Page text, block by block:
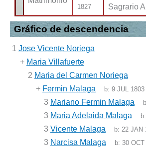
1827
Sagrario
Gráfico de descendencia
1 Jose Vicente Noriega
+ Maria Villafuerte
2 Maria del Carmen Noriega
+ Fermin Malaga b:9 JUL 1803
3 Mariano Fermin Malaga
3 Maria Adelaida Malaga b:
3 Vicente Malaga b:22 JAN
3 Narcisa Malaga b:30 OCT